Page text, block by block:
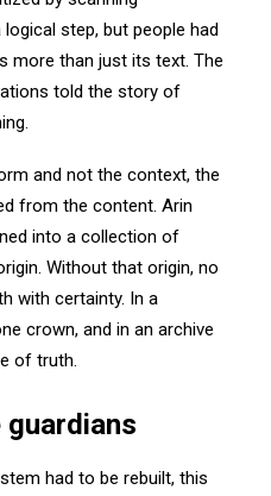
step, but people had
more than just its text. The
told the story of
and not the context, the
from the content. Arin
into a collection of
Without that origin, no
with certainty. In a
crown, and in an archive
of truth.
had to be rebuilt, this